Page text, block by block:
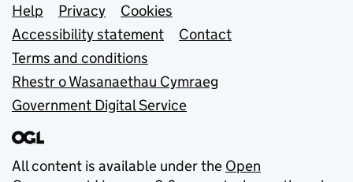
Support links
Help Privacy
Cookies
Accessibility statement
Contact
Terms and conditions
Rhestr o Wasanaethau Cymraeg
Government Digital Service
All content is available under the Open